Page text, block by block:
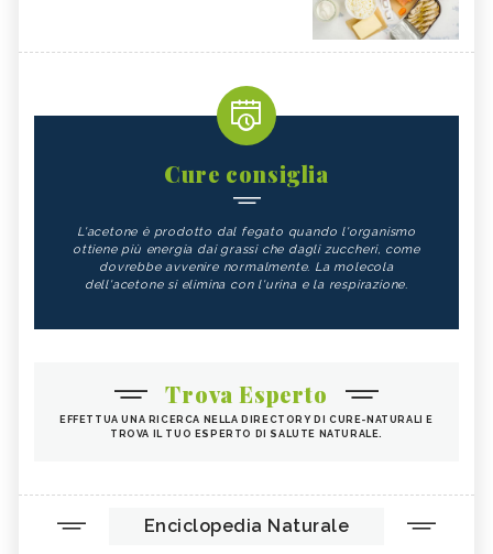
Cure consiglia
L'acetone è prodotto dal fegato quando l'organismo
ottiene più energia dai grassi che dagli zuccheri, come
dovrebbe avvenire normalmente. La molecola
dell'acetone si elimina con l'urina e la respirazione.
Trova Esperto
EFFETTUA UNA RICERCA NELLA DIRECTORY DI CURE-NATURALI E
TROVA IL TUO ESPERTO DI SALUTE NATURALE.
Enciclopedia Naturale